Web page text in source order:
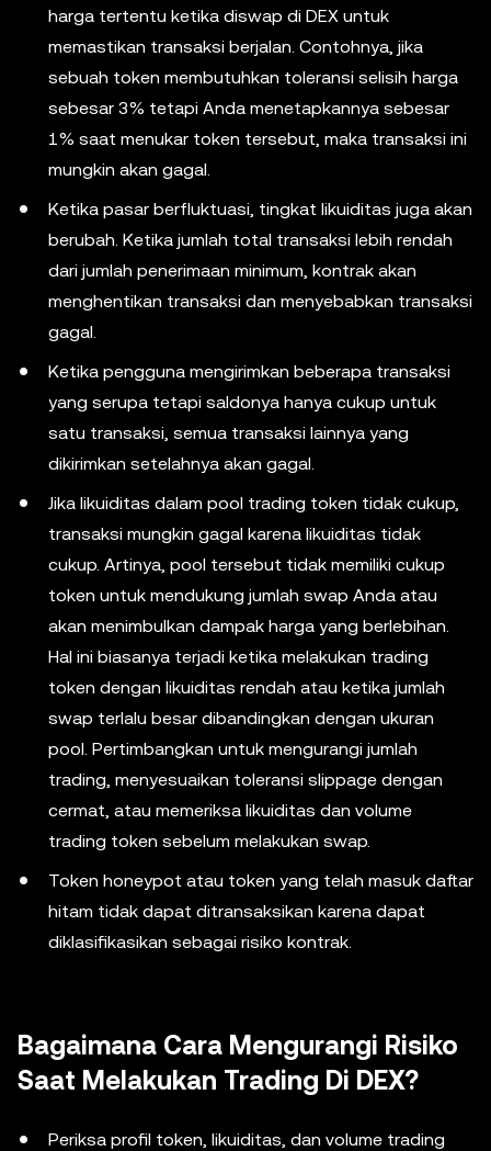
harga tertentu ketika diswap di DEX untuk
memastikan transaksi berjalan. Contohnya, jika
sebuah token membutuhkan toleransi selisih harga
sebesar 3% tetapi Anda menetapkannya sebesar
1% saat menukar token tersebut, maka transaksi ini
mungkin akan gagal.
Ketika pasar berfluktuasi, tingkat likuiditas juga akan
berubah. Ketika jumlah total transaksi lebih rendah
dari jumlah penerimaan minimum, kontrak akan
menghentikan transaksi dan menyebabkan transaksi
gagal.
Ketika pengguna mengirimkan beberapa transaksi
yang serupa tetapi saldonya hanya cukup untuk
satu transaksi, semua transaksi lainnya yang
dikirimkan setelahnya akan gagal.
Jika likuiditas dalam pool trading token tidak cukup,
transaksi mungkin gagal karena likuiditas tidak
cukup. Artinya, pool tersebut tidak memiliki cukup
token untuk mendukung jumlah swap Anda atau
akan menimbulkan dampak harga yang berlebihan.
Hal ini biasanya terjadi ketika melakukan trading
token dengan likuiditas rendah atau ketika jumlah
swap terlalu besar dibandingkan dengan ukuran
pool. Pertimbangkan untuk mengurangi jumlah
trading, menyesuaikan toleransi slippage dengan
cermat, atau memeriksa likuiditas dan volume
trading token sebelum melakukan swap.
Token honeypot atau token yang telah masuk daftar
hitam tidak dapat ditransaksikan karena dapat
diklasifikasikan sebagai risiko kontrak.
Bagaimana Cara Mengurangi Risiko
Saat Melakukan Trading Di DEX?
Periksa profil token, likuiditas, dan volume trading